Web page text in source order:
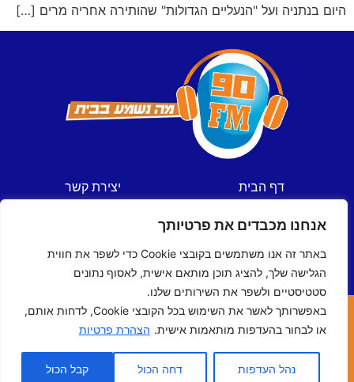
אנחנו מכבדים את פרטיותך
באתר זה אנו משתמשים בקובצי Cookie כדי לשפר את חווית
הגלישה שלך, להציג תוכן מותאם אישית, לאסוף נתונים
סטטיסטיים ולשפר את השירותים שלנו.
באפשרותך לאשר את השימוש בכל הקובצי Cookie, לדחות אותם,
או לבחור בהעדפות מותאמות אישית. הצהרת פרטיות
נהל העדפות דחה הכול קבל הכול
היום בנתניה ועל "הנעליים הגדולות" שהותירה אחריה מרים […]
דף הבית
ספורט
תכניות
לוח שידורים
יצירת קשר
הצהרת נגישות
כל הזכויות שמורות © ל- 90FM
האתר נבנה ע"י מומחי האינטרנט של ישראל